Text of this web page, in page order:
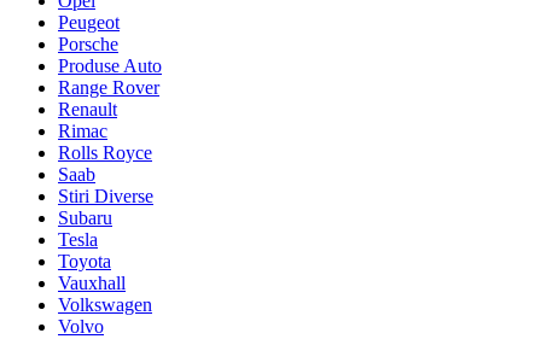
Peugeot
Porsche
Produse Auto
Range Rover
Renault
Rimac
Rolls Royce
Saab
Stiri Diverse
Subaru
Tesla
Toyota
Vauxhall
Volkswagen
Volvo